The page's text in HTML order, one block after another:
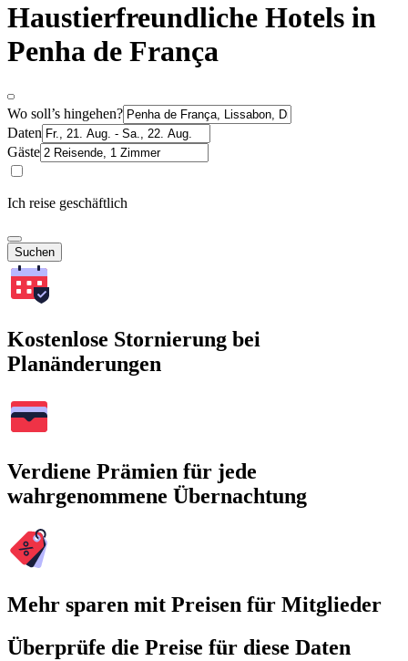
Haustierfreundliche Hotels in
Penha de França
Wo soll’s hingehen?
Daten
Gäste
Ich reise geschäftlich
Suchen
Kostenlose Stornierung bei
Planänderungen
Verdiene Prämien für jede
wahrgenommene Übernachtung
Mehr sparen mit Preisen für Mitglieder
Überprüfe die Preise für diese Daten